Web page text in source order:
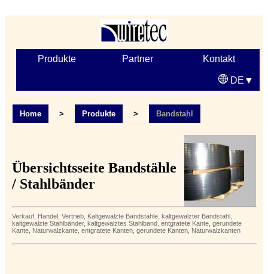
Produkte Partner Kontakt
DE
Home > Produkte > Bandstahl
Übersichtsseite Bandstähle
/ Stahlbänder
Verkauf, Handel, Vertrieb, Kaltgewalzte Bandstähle, kaltgewalzter Bandstahl,
kaltgewalzte Stahlbänder, kaltgewalztes Stahlband, entgratete Kante, gerundete
Kante, Naturwalzkante, entgratete Kanten, gerundete Kanten, Naturwalzkanten